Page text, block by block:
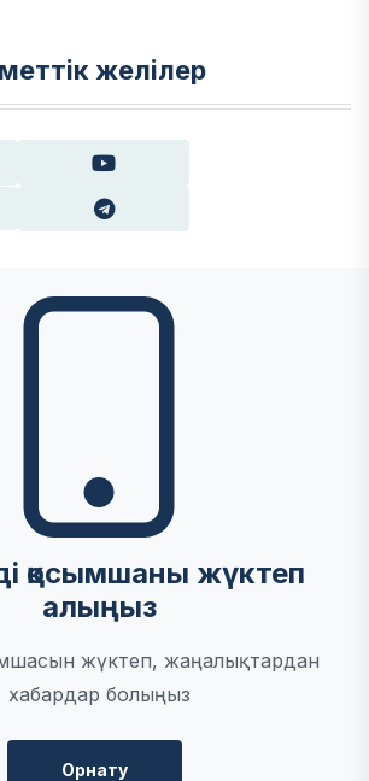
желілер
қосымшаны жүктеп
алыңыз
жүктеп, жаңалықтардан
хабардар болыңыз
Орнату